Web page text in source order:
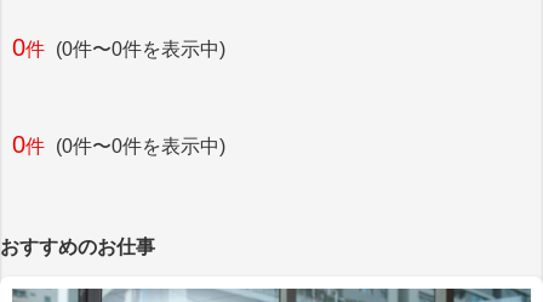
0件 (0件〜0件を表示中)
0件 (0件〜0件を表示中)
おすすめのお仕事